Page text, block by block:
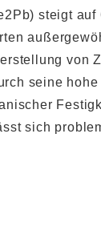
steigt
von
seine
sich